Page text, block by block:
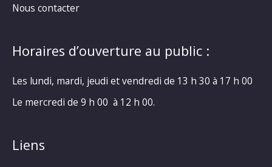
Nous contacter
Horaires d’ouverture au public :
Les lundi, mardi, jeudi et vendredi de 13 h 30 à 17 h 00
Le mercredi de 9 h 00 à 12 h 00.
Liens